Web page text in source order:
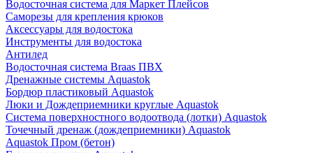
Водосточная система для Маркет Плейсов
Саморезы для крепления крюков
Аксессуары для водостока
Инструменты для водостока
Антилед
Водосточная система Braas ПВХ
Дренажные системы Aquastok
Бордюр пластиковый Aquastok
Люки и Дождеприемники круглые Aquastok
Система поверхностного водоотвода (лотки) Aquastok
Точечный дренаж (дождеприемники) Aquastok
Aquastok Пром (бетон)